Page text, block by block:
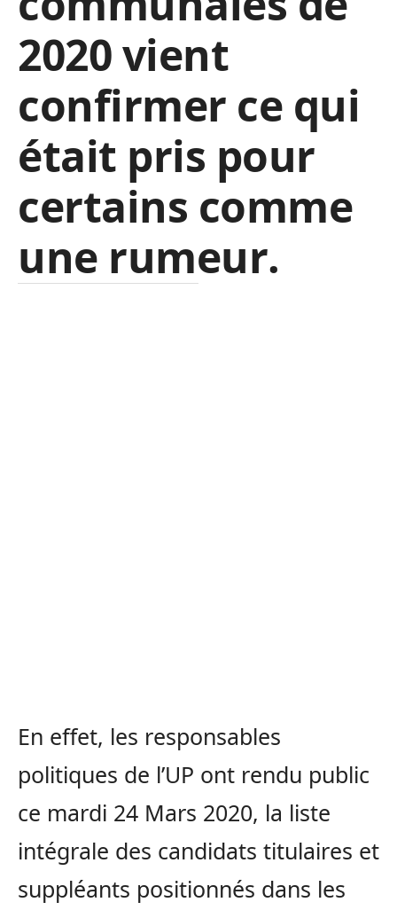
2020 vient
confirmer ce qui
était pris pour
certains comme
une rumeur.
En effet, les responsables
politiques de l’UP ont rendu public
ce mardi 24 Mars 2020, la liste
intégrale des candidats titulaires et
suppléants positionnés dans les